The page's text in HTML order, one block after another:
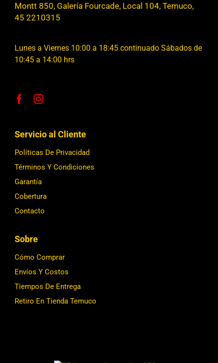
Montt 850, Galería Fourcade, Local 104, Temuco,
45 2210315
Lunes a Viernes 10:00 a 18:45 continuado Sábados de
10:45 a 14:00 hrs
Servicio al Cliente
Políticas De Privacidad
Términos Y Condiciones
Garantía
Cobertura
Contacto
Sobre
Cómo Comprar
Envíos Y Costos
Tiempos De Entrega
Retiro En Tienda Temuco